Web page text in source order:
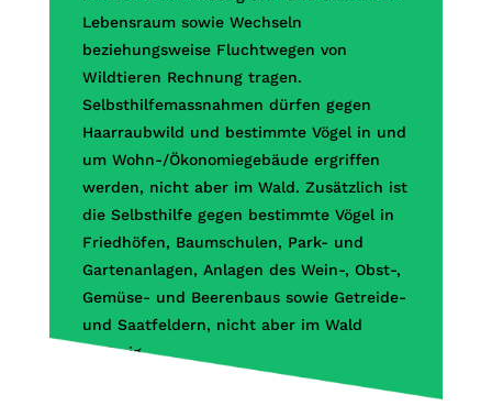
Lebensraum sowie Wechseln
beziehungsweise Fluchtwegen von
Wildtieren Rechnung tragen.
Selbsthilfemassnahmen dürfen gegen
Haarraubwild und bestimmte Vögel in und
um Wohn-/Ökonomiegebäude ergriffen
werden, nicht aber im Wald. Zusätzlich ist
die Selbsthilfe gegen bestimmte Vögel in
Friedhöfen, Baumschulen, Park- und
Gartenanlagen, Anlagen des Wein-, Obst-,
Gemüse- und Beerenbaus sowie Getreide-
und Saatfeldern, nicht aber im Wald
zulässig.